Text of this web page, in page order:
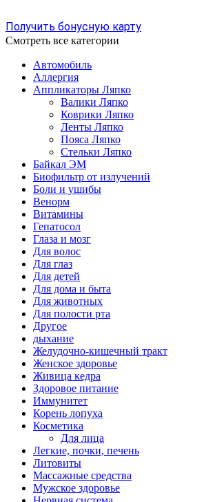
Получить бонусную карту
Смотреть все категории
Автомобиль
Аллергия
Аппликаторы Ляпко
Валики Ляпко
Коврики Ляпко
Ленты Ляпко
Пояса Ляпко
Стельки Ляпко
Байкал ЭМ
Биофильтр от излучений
Боли и ушибы
Венорм
Витамины
Гепатосол
Глаза и мозг
Для волос
Для глаз
Для детей
Для дома и быта
Для животных
Для полости рта
Другое
дыхание
Желудочно-кишечный тракт
Женское здоровье
Живица кедра
Здоровое питание
Иммунитет
Корень лопуха
Косметика
Для лица
Легкие, почки, печень
Литовиты
Массажные средства
Мужское здоровье